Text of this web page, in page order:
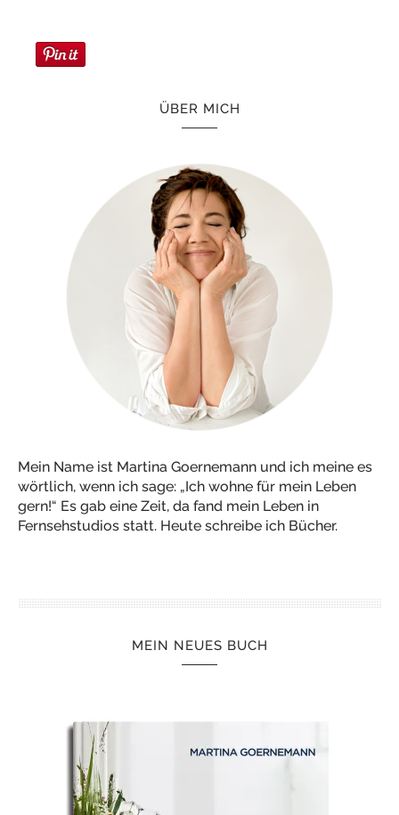
ÜBER MICH
Mein Name ist Martina Goernemann und ich meine es
wörtlich, wenn ich sage: „Ich wohne für mein Leben
gern!“ Es gab eine Zeit, da fand mein Leben in
Fernsehstudios statt. Heute schreibe ich Bücher.
MEIN NEUES BUCH